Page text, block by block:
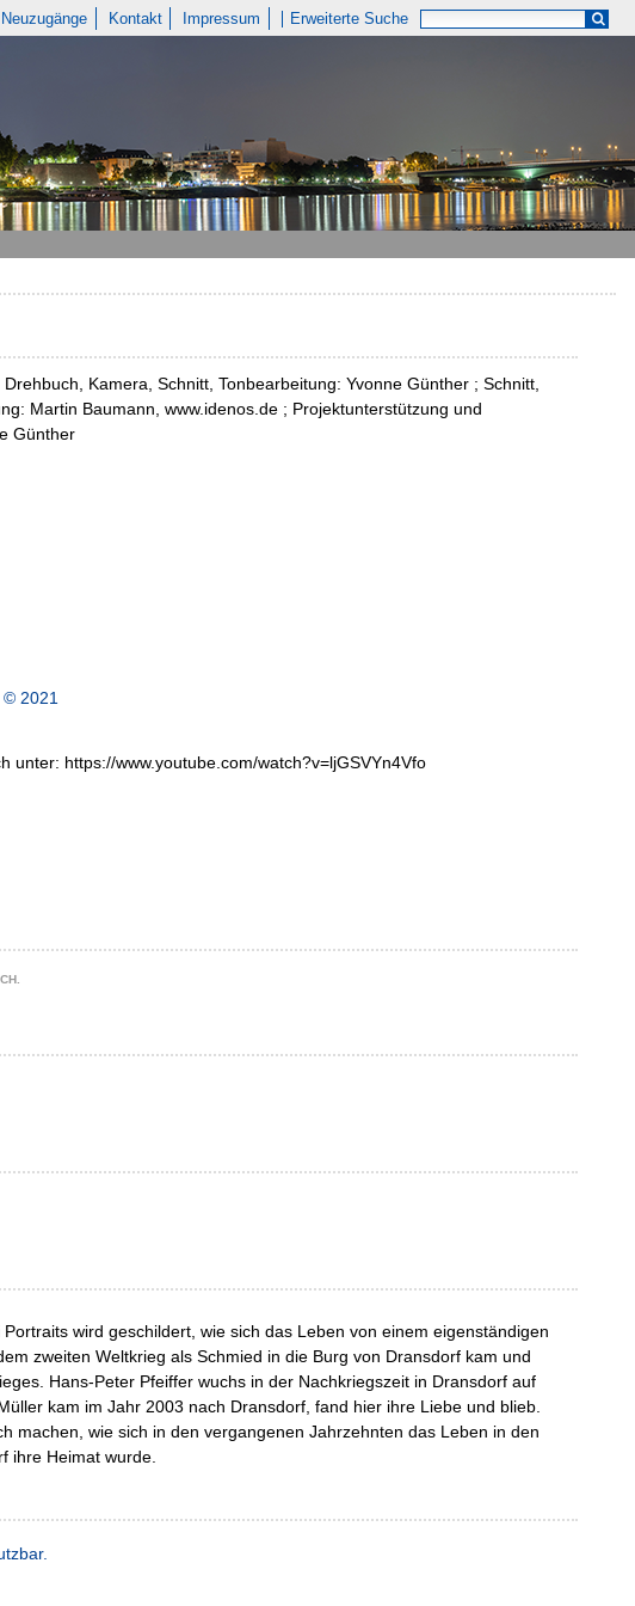
Neuzugänge Kontakt Impressum Erweiterte Suche
Kamera, Schnitt, Tonbearbeitung: Yvonne Günther ; Schnitt,
Martin Baumann, www.idenos.de ; Projektunterstützung und
Günther
© 2021
https://www.youtube.com/watch?v=ljGSVYn4Vfo
wird geschildert, wie sich das Leben von einem eigenständigen
zweiten Weltkrieg als Schmied in die Burg von Dransdorf kam und
Hans-Peter Pfeiffer wuchs in der Nachkriegszeit in Dransdorf auf
kam im Jahr 2003 nach Dransdorf, fand hier ihre Liebe und blieb.
machen, wie sich in den vergangenen Jahrzehnten das Leben in den
ihre Heimat wurde.